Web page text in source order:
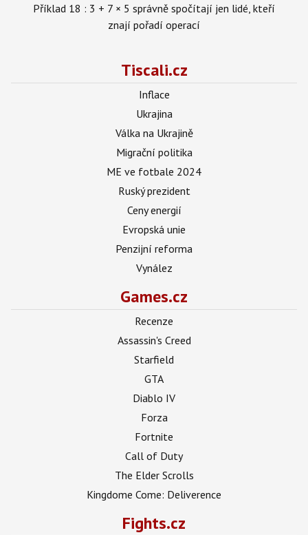
Příklad 18 : 3 + 7 × 5 správně spočítají jen lidé, kteří
znají pořadí operací
Tiscali.cz
Inflace
Ukrajina
Válka na Ukrajině
Migrační politika
ME ve fotbale 2024
Ruský prezident
Ceny energií
Evropská unie
Penzijní reforma
Vynález
Games.cz
Recenze
Assassin's Creed
Starfield
GTA
Diablo IV
Forza
Fortnite
Call of Duty
The Elder Scrolls
Kingdome Come: Deliverence
Fights.cz